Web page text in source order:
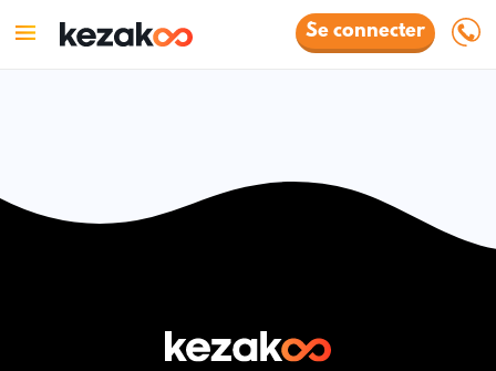
Se connecter